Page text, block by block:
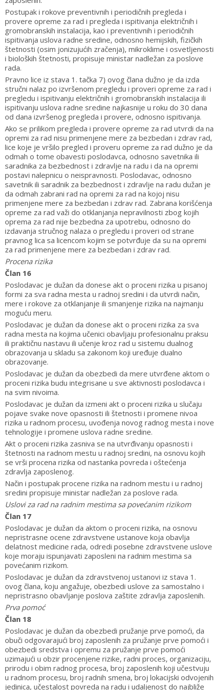
Postupak i rokove preventivnih i periodičnih pregleda i
provere opreme za rad i pregleda i ispitivanja električnih i
gromobranskih instalacija, kao i preventivnih i periodičnih
ispitivanja uslova radne sredine, odnosno hemijskih, fizičkih
štetnosti (osim jonizujućih zračenja), mikroklime i osvetljenosti
i bioloških štetnosti, propisuje ministar nadležan za poslove
rada.
Pravno lice iz stava 1. tačka 7) ovog člana dužno je da izda
stručni nalaz po izvršenom pregledu i proveri opreme za rad i
pregledu i ispitivanju električnih i gromobranskih instalacija ili
ispitivanju uslova radne sredine najkasnije u roku do 30 dana
od dana izvršenog pregleda i provere, odnosno ispitivanja.
Ako se prilikom pregleda i provere opreme za rad utvrdi da na
opremi za rad nisu primenjene mere za bezbedan i zdrav rad,
lice koje je vršilo pregled i proveru opreme za rad dužno je da
odmah o tome obavesti poslodavca, odnosno savetnika ili
saradnika za bezbednost i zdravlje na radu i da na opremi
postavi nalepnicu o neispravnosti. Poslodavac, odnosno
savetnik ili saradnik za bezbednost i zdravlje na radu dužan je
da odmah zabrani rad na opremi za rad na kojoj nisu
primenjene mere za bezbedan i zdrav rad. Zabrana korišćenja
opreme za rad važi do otklanjanja nepravilnosti zbog kojih
oprema za rad nije bezbedna za upotrebu, odnosno do
izdavanja stručnog nalaza o pregledu i proveri od strane
pravnog lica sa licencom kojim se potvrđuje da su na opremi
za rad primenjene mere za bezbedan i zdrav rad.
Procena rizika
Član 16
Poslodavac je dužan da donese akt o proceni rizika u pisanoj
formi za sva radna mesta u radnoj sredini i da utvrdi način,
mere i rokove za otklanjanje ili smanjenje rizika na najmanju
moguću meru.
Poslodavac je dužan da donese akt o proceni rizika za sva
radna mesta na kojima učenici obavljaju profesionalnu praksu
ili praktičnu nastavu ili učenje kroz rad u sistemu dualnog
obrazovanja u skladu sa zakonom koji uređuje dualno
obrazovanje.
Poslodavac je dužan da obezbedi da mere utvrđene aktom o
proceni rizika budu integrisane u sve aktivnosti poslodavca i
na svim nivoima.
Poslodavac je dužan da izmeni akt o proceni rizika u slučaju
pojave svake nove opasnosti ili štetnosti i promene nivoa
rizika u radnom procesu, uvođenja novog radnog mesta i nove
tehnologije i promene uslova radne sredine.
Akt o proceni rizika zasniva se na utvrđivanju opasnosti i
štetnosti na radnom mestu u radnoj sredini, na osnovu kojih
se vrši procena rizika od nastanka povreda i oštećenja
zdravlja zaposlenog.
Način i postupak procene rizika na radnom mestu i u radnoj
sredini propisuje ministar nadležan za poslove rada.
Uslovi za rad na radnim mestima sa povećanim rizikom
Član 17
Poslodavac je dužan da aktom o proceni rizika, na osnovu
nepristrasne ocene zdravstvene ustanove koja obavlja
delatnost medicine rada, odredi posebne zdravstvene uslove
koje moraju ispunjavati zaposleni na radnim mestima sa
povećanim rizikom.
Poslodavac je dužan da zdravstvenoj ustanovi iz stava 1.
ovog člana, koju angažuje, obezbedi uslove za samostalno i
nepristrasno obavljanje poslova zaštite zdravlja zaposlenih.
Prva pomoć
Član 18
Poslodavac je dužan da obezbedi pružanje prve pomoći, da
obuči odgovarajući broj zaposlenih za pružanje prve pomoći i
obezbedi sredstva i opremu za pružanje prve pomoći
uzimajući u obzir procenjene rizike, radni proces, organizaciju,
prirodu i obim radnog procesa, broj zaposlenih koji učestvuju
u radnom procesu, broj radnih smena, broj lokacijski odvojenih
jedinica, učestalost povreda na radu i udaljenost do najbliže